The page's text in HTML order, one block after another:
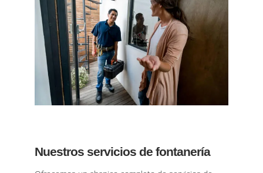
Nuestros servicios de fontanería